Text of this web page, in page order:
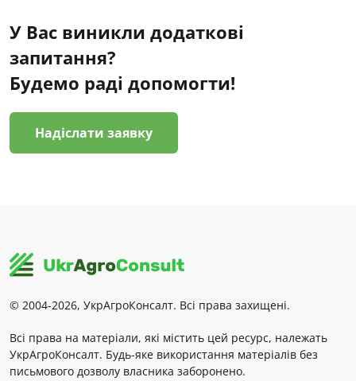
У Вас виникли додаткові
запитання?
Будемо раді допомогти!
Надіслати заявку
© 2004-2026, УкрАгроКонсалт. Всі права захищені.
Всі права на матеріали, які містить цей ресурс, належать
УкрАгроКонсалт. Будь-яке використання матеріалів без
письмового дозволу власника заборонено.